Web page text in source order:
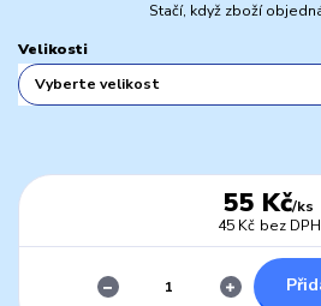
Stačí, když zboží
Velikosti
55 Kč/ks
45 Kč bez DPH